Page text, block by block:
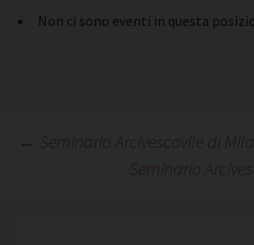
Non ci sono eventi in questa
Navigazione
← Seminario Arcivescovile di
Seminario